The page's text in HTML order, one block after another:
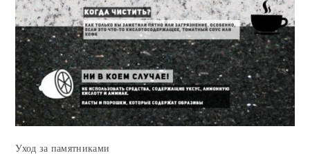
Уход за памятниками